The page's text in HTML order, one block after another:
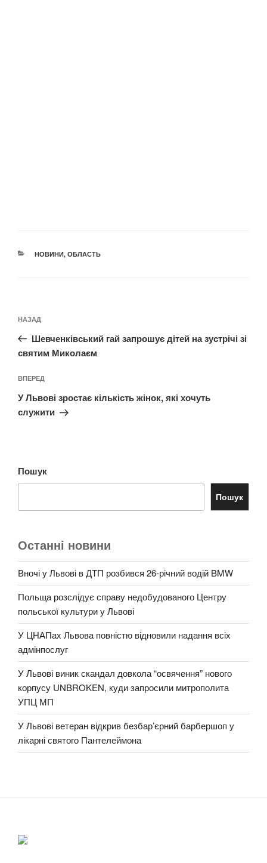
КАТЕГОРІЇ
НОВИНИ, ОБЛАСТЬ
записів
Попередній
запис:
НАЗАД
Шевченківський гай запрошує дітей на зустрічі зі
святим Миколаєм
Наступний
запис
ВПЕРЕД
У Львові зростає кількість жінок, які хочуть
служити
Пошук
Пошук
Останні новини
Вночі у Львові в ДТП розбився 26-річний водій BMW
Польща розслідує справу недобудованого Центру
польської культури у Львові
У ЦНАПах Львова повністю відновили надання всіх
адмінпослуг
У Львові виник скандал довкола “освячення” нового
корпусу UNBROKEN, куди запросили митрополита
УПЦ МП
У Львові ветеран відкрив безбар’єрний барбершоп у
лікарні святого Пантелеймона